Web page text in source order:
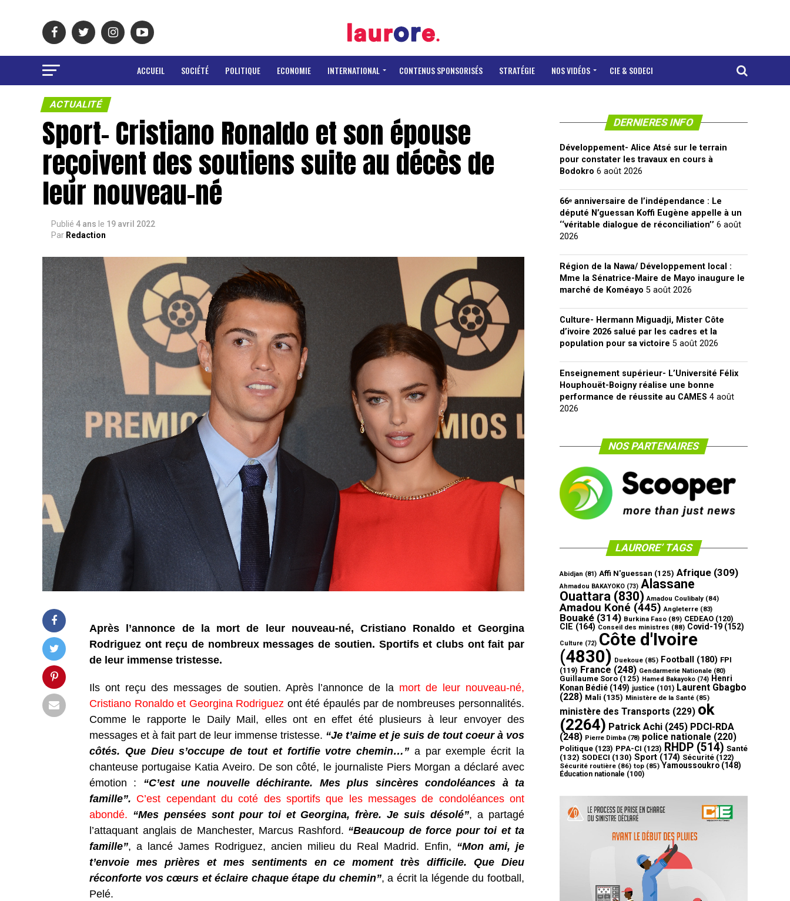
ACCUEIL SOCIÉTÉ POLITIQUE ECONOMIE INTERNATIONAL CONTENUS SPONSORISÉS STRATÉGIE NOS VIDÉOS CIE & SODECI
ACTUALITÉ
Sport- Cristiano Ronaldo et son épouse
reçoivent des soutiens suite au décès de
leur nouveau-né
Publié 4 ans le 19 avril 2022
Par Redaction
Après l’annonce de la mort de leur nouveau-né, Cristiano Ronaldo et Georgina
Rodriguez ont reçu de nombreux messages de soutien. Sportifs et clubs ont fait par
de leur immense tristesse.
Ils ont reçu des messages de soutien. Après l’annonce de la mort de leur nouveau-né,
Cristiano Ronaldo et Georgina Rodriguez ont été épaulés par de nombreuses personnalités.
Comme le rapporte le Daily Mail, elles ont en effet été plusieurs à leur envoyer des
messages et à fait part de leur immense tristesse. “Je t’aime et je suis de tout coeur à vos
côtés. Que Dieu s’occupe de tout et fortifie votre chemin…” a par exemple écrit la
chanteuse portugaise Katia Aveiro. De son côté, le journaliste Piers Morgan a déclaré avec
émotion : “C’est une nouvelle déchirante. Mes plus sincères condoléances à ta
famille”. C’est cependant du coté des sportifs que les messages de condoléances ont
abondé. “Mes pensées sont pour toi et Georgina, frère. Je suis désolé”, a partagé
l’attaquant anglais de Manchester, Marcus Rashford. “Beaucoup de force pour toi et ta
famille”, a lancé James Rodriguez, ancien milieu du Real Madrid. Enfin, “Mon ami, je
t’envoie mes prières et mes sentiments en ce moment très difficile. Que Dieu
réconforte vos cœurs et éclaire chaque étape du chemin”, a écrit la légende du football,
Pelé.
DERNIERES INFO
Développement- Alice Atsé sur le terrain
pour constater les travaux en cours à
Bodokro 6 août 2026
66ᵉ anniversaire de l’indépendance : Le
député N’guessan Koffi Eugène appelle à un
‘‘véritable dialogue de réconciliation’’ 6 août
2026
Région de la Nawa/ Développement local :
Mme la Sénatrice-Maire de Mayo inaugure le
marché de Koméayo 5 août 2026
Culture- Hermann Miguadji, Mister Côte
d’ivoire 2026 salué par les cadres et la
population pour sa victoire 5 août 2026
Enseignement supérieur- L’Université Félix
Houphouët-Boigny réalise une bonne
performance de réussite au CAMES 4 août
2026
NOS PARTENAIRES
LAURORE’ TAGS
Abidjan (81) Affi N'guessan (125) Afrique (309)
Ahmadou BAKAYOKO (73) Alassane
Ouattara (830) Amadou Coulibaly (84)
Amadou Koné (445) Angleterre (83)
Bouaké (314) Burkina Faso (89) CEDEAO (120)
CIE (164) Conseil des ministres (88) Covid-19 (152)
Culture (72) Côte d'Ivoire
(4830) Duekoue (85) Football (180) FPI
(119) France (248) Gendarmerie Nationale (80)
Guillaume Soro (125) Hamed Bakayoko (74) Henri
Konan Bédié (149) justice (101) Laurent Gbagbo
(228) Mali (135) Ministère de la Santé (85)
ministère des Transports (229) ok
(2264) Patrick Achi (245) PDCI-RDA
(248) Pierre Dimba (78) police nationale (220)
Politique (123) PPA-CI (123) RHDP (514) Santé
(132) SODECI (130) Sport (174) Sécurité (122)
Sécurité routière (86) top (85) Yamoussoukro (148)
Éducation nationale (100)